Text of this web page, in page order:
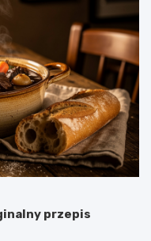
przepis